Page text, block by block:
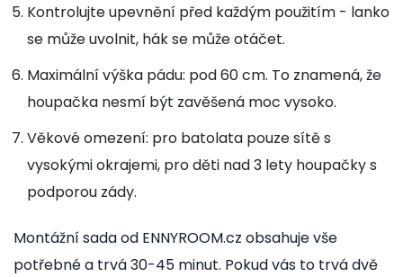
Kontrolujte upevnění před každým použitím - lanko
se může uvolnit, hák se může otáčet.
Maximální výška pádu: pod 60 cm. To znamená, že
houpačka nesmí být zavěšená moc vysoko.
Věkové omezení: pro batolata pouze sítě s
vysokými okrajemi, pro děti nad 3 lety houpačky s
podporou zády.
Montážní sada od ENNYROOM.cz obsahuje vše
potřebné a trvá 30-45 minut. Pokud vás to trvá dvě